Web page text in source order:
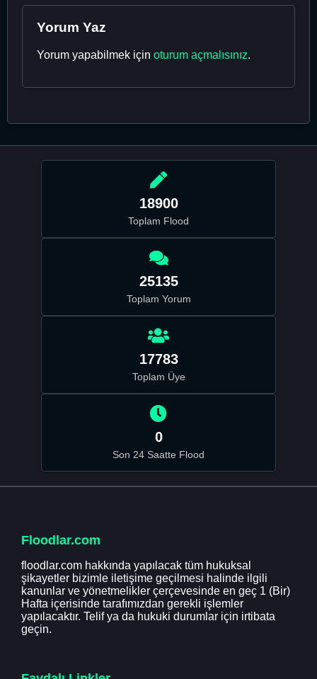
Yorum Yaz
Yorum yapabilmek için oturum açmalısınız.
18900
Toplam Flood
25135
Toplam Yorum
17783
Toplam Üye
0
Son 24 Saatte Flood
Floodlar.com
floodlar.com hakkında yapılacak tüm hukuksal
şikayetler bizimle iletişime geçilmesi halinde ilgili
kanunlar ve yönetmelikler çerçevesinde en geç 1 (Bir)
Hafta içerisinde tarafımızdan gerekli işlemler
yapılacaktır. Telif ya da hukuki durumlar için irtibata
geçin.